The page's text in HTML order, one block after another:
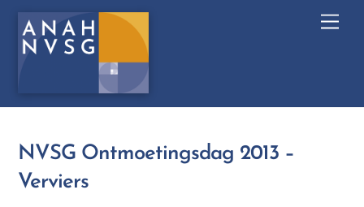
Skip
content
NVSG Ontmoetingsdag 2013 –
Verviers